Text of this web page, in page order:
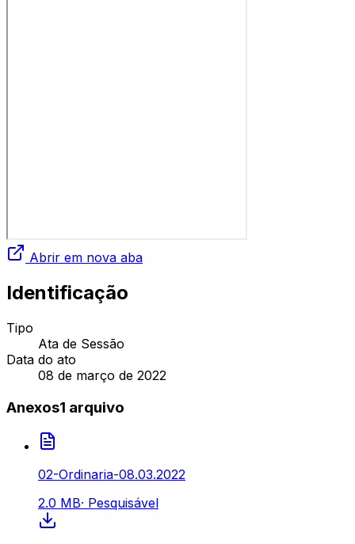
Abrir em nova aba
Identificação
Tipo
Ata de Sessão
Data do ato
08 de março de 2022
Anexos1 arquivo
02-Ordinaria-08.03.2022
2.0 MB· Pesquisável